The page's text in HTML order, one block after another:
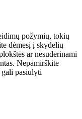
požymių, tokių
dėmesį į skydelių
ar nesuderinami
Nepamirškite
gali pasiūlyti